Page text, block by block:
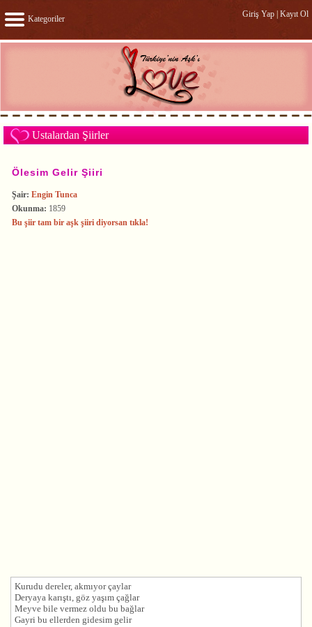
Kategoriler Giriş Yap Kayıt Ol
Ustalardan Şiirler
Ölesim Gelir Şiiri
Şair: Engin Tunca
Okunma: 1859
Bu şiir tam bir aşk şiiri diyorsan tıkla!
Kurudu dereler, akmıyor çaylar
Deryaya karıştı, göz yaşım çağlar
Meyve bile vermez oldu bu bağlar
Gayri bu ellerden gidesim gelir